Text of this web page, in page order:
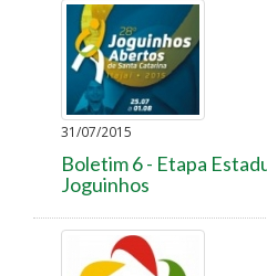
31/07/2015
Boletim 6 - Etapa
Joguinhos